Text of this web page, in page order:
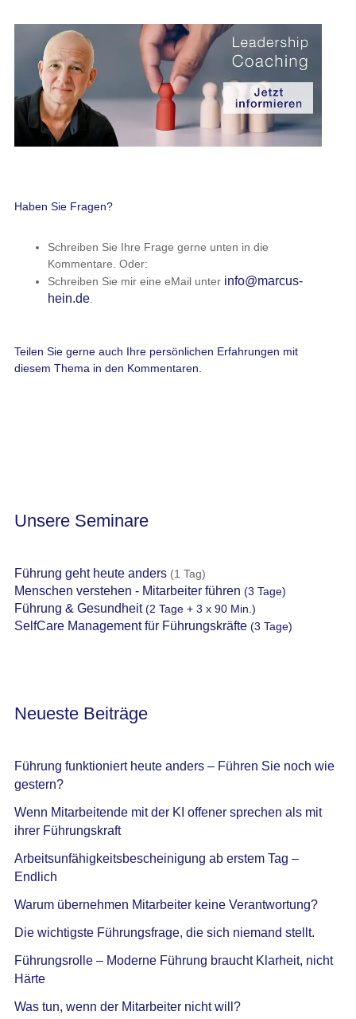
Haben Sie Fragen?
Schreiben Sie Ihre Frage gerne unten in die
Kommentare. Oder:
Schreiben Sie mir eine eMail unter info@marcus-
hein.de.
Teilen Sie gerne auch Ihre persönlichen Erfahrungen mit
diesem Thema in den Kommentaren.
Unsere Seminare
Führung geht heute anders(1 Tag)
Menschen verstehen - Mitarbeiter führen (3 Tage)
Führung & Gesundheit(2 Tage + 3 x 90 Min.)
SelfCare Management für Führungskräfte(3 Tage)
Neueste Beiträge
Führung funktioniert heute anders – Führen Sie noch wie
gestern?
Wenn Mitarbeitende mit der KI offener sprechen als mit
ihrer Führungskraft
Arbeitsunfähigkeitsbescheinigung ab erstem Tag –
Endlich
Warum übernehmen Mitarbeiter keine Verantwortung?
Die wichtigste Führungsfrage, die sich niemand stellt.
Führungsrolle – Moderne Führung braucht Klarheit, nicht
Härte
Was tun, wenn der Mitarbeiter nicht will?